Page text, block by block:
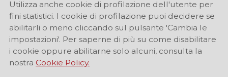
Utilizza anche cookie di profilazione dell'utente per
fini statistici. I cookie di profilazione puoi decidere se
abilitarli o meno cliccando sul pulsante 'Cambia le
impostazioni'. Per saperne di più su come disabilitare
i cookie oppure abilitarne solo alcuni, consulta la
nostra Cookie Policy.